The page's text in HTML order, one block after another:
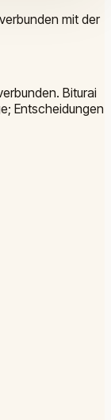
mit der
Biturai
Entscheidungen